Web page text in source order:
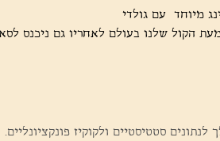
מיוחד  עם גולדי
הקול שלנו בעולם לאחריו גם ניכנס
סטטיסטיים ולקוקיז פונקציונליים.